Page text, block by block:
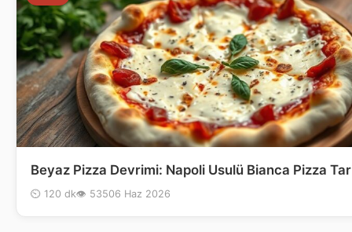
Beyaz Pizza Devrimi: Napoli Usulü Bianca Pizza
⏲ 120 dk👁 53506 Haz 2026